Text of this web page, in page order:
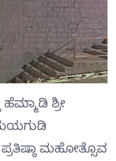
ಶ್ರೀ
ಮಹೋತ್ಸೊವ